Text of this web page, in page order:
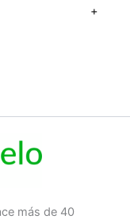
+
más de 40